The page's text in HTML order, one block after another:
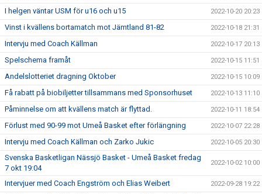
I helgen väntar USM för u16 och u15 2022-10-20 20:23
Vinst i kvällens bortamatch mot Jämtland 81-82 2022-10-18 21:31
Intervju med Coach Källman 2022-10-17 20:13
Spelschema framåt 2022-10-15 11:51
Andelslotteriet dragning Oktober 2022-10-15 10:09
Få rabatt på biobiljetter tillsammans med Sponsorhuset 2022-10-13 11:10
Påminnelse om att kvällens match är flyttad. 2022-10-11 18:54
Förlust med 90-99 mot Umeå Basket efter förlängning 2022-10-07 22:28
Intervju med Coach Källman och Zarko Jukic 2022-10-05 20:30
Svenska Basketligan Nässjö Basket - Umeå Basket fredag
7 okt 19:04
2022-10-02 10:00
Intervjuer med Coach Engström och Elias Weibert 2022-09-28 19:22